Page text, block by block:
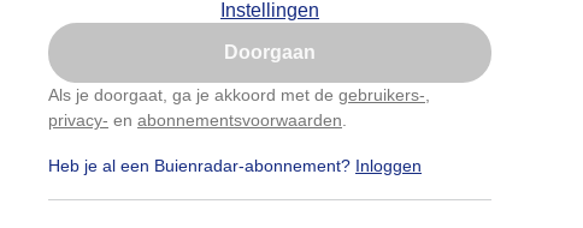
Instellingen
Doorgaan
Als je doorgaat, ga je akkoord met de gebruikers-
privacy- en abonnementsvoorwaarden
Heb je al een Buienradar-abonnement? Inloggen
Is goed, toon de popup
Nu niet, misschien later
Gebruik je Safari en wil je niet elke dag deze pop-up
Klikhierom dit aan te passen